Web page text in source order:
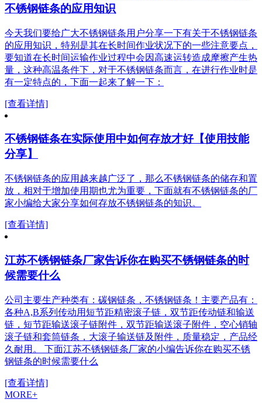
不锈钢链条的应用知识
今天我们要给广大不锈钢链条用户分享一下有关于不锈钢链条
的应用知识，特别是其在长时间作业状况下的一些注意要点，
要知道在长时间运输作业过程中会因高速运转造成摩擦产生热
量，这种高温条件下，对于不锈钢链条而言，在进行作业时是
有一定特点的，下面一起来了解一下：
[查看详情]
不锈钢链条在实际使用中如何存放才好【使用技能
分享】
不锈钢链条的应用越来越广泛了，那么不锈钢链条的储存和置
放，相对于增加使用期也尤为重要，下面就有不锈钢链条的厂
家小编给大家分享如何存放不锈钢链条的知识。
[查看详情]
江苏不锈钢链条厂家告诉你在购买不锈钢链条的时
候需要什么
公司主要生产种类有：碳钢链条，不锈钢链条！主要产品有：
各种A,B系列传动用短节距精密滚子链，双节距传动链和输送
链，短节距输送滚子链附件，双节距输送滚子附件，空心销轴
滚子链和套筒链条，大滚子输送链及附件，质量稳定，产品经
久耐用。 下面江苏不锈钢链条厂家的小编告诉你在购买不锈
钢链条的时候需要什么
[查看详情]
MORE+